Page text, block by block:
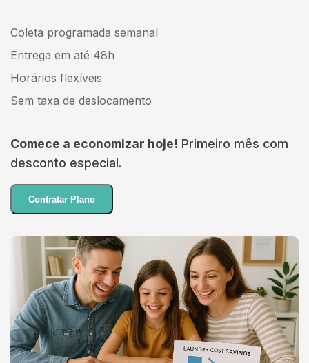
Coleta programada semanal
Entrega em até 48h
Horários flexíveis
Sem taxa de deslocamento
Comece a economizar hoje! Primeiro mês com
desconto especial.
Contratar Plano